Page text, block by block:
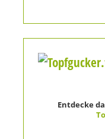
Entdecke